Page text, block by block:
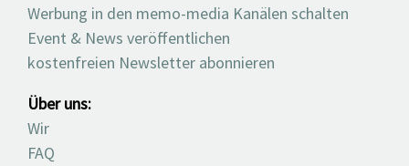
Werbung in den memo-media Kanälen schalten
Event & News veröffentlichen
kostenfreien Newsletter abonnieren
Über uns:
Wir
FAQ